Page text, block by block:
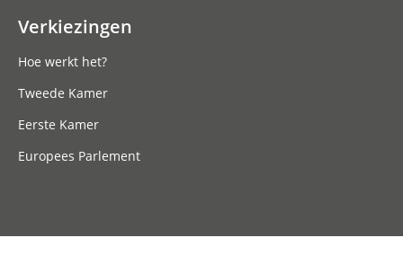
Verkiezingen
Hoe werkt het?
Tweede Kamer
Eerste Kamer
Europees Parlement